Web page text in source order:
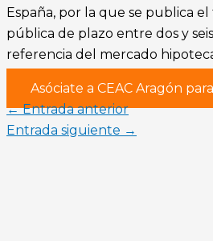
España, por la que se publica
pública de plazo entre dos y
referencia del mercado
Asóciate a CEAC Aragón
←Entrada anterior
Entrada siguiente →